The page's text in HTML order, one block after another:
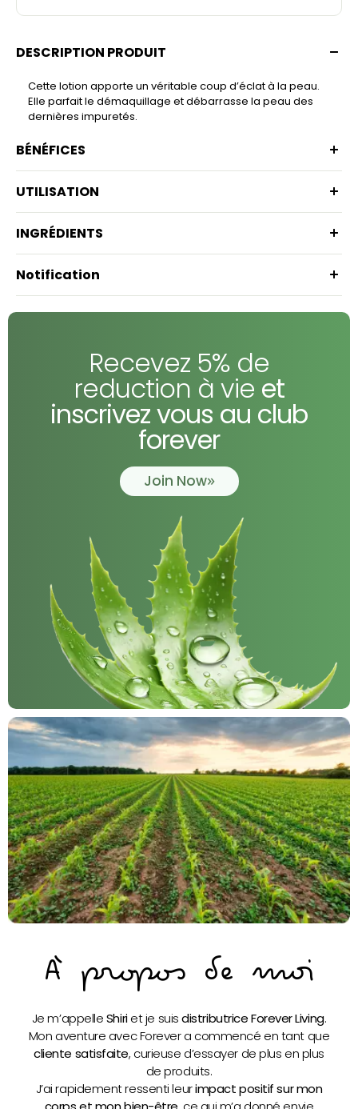
DESCRIPTION PRODUIT
Cette lotion apporte un véritable coup d’éclat à la peau.
Elle parfait le démaquillage et débarrasse la peau des
dernières impuretés.
BÉNÉFICES
UTILISATION
INGRÉDIENTS
Notification
Recevez 5% de
reduction à vie et
inscrivez vous au club
forever
Join Now
À propos de moi
Je m’appelleShiriet je suisdistributrice Forever Living.
Mon aventure avec Forever a commencé en tant que
cliente satisfaite, curieuse d’essayer de plus en plus
de produits.
J’ai rapidement ressenti leurimpact positif sur mon